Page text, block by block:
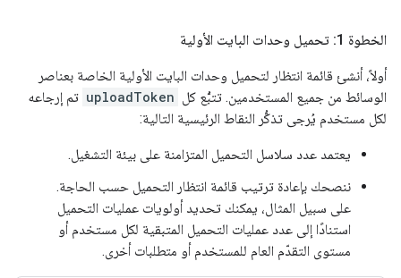
الخطوة 1: تحميل وحدات البايت الأولية
أولاً، أنشئ قائمة انتظار لتحميل وحدات البايت الأولية الخاصة بعناصر
الوسائط من جميع المستخدمين. تتبُّع كل uploadToken تم إرجاعه
لكل مستخدم يُرجى تذكُّر النقاط الرئيسية التالية:
يعتمد عدد سلاسل التحميل المتزامنة على بيئة التشغيل.
ننصحك بإعادة ترتيب قائمة انتظار التحميل حسب الحاجة.
على سبيل المثال، يمكنك تحديد أولويات عمليات التحميل
استنادًا إلى عدد عمليات التحميل المتبقية لكل مستخدم أو
مستوى التقدّم العام للمستخدم أو متطلبات أخرى.